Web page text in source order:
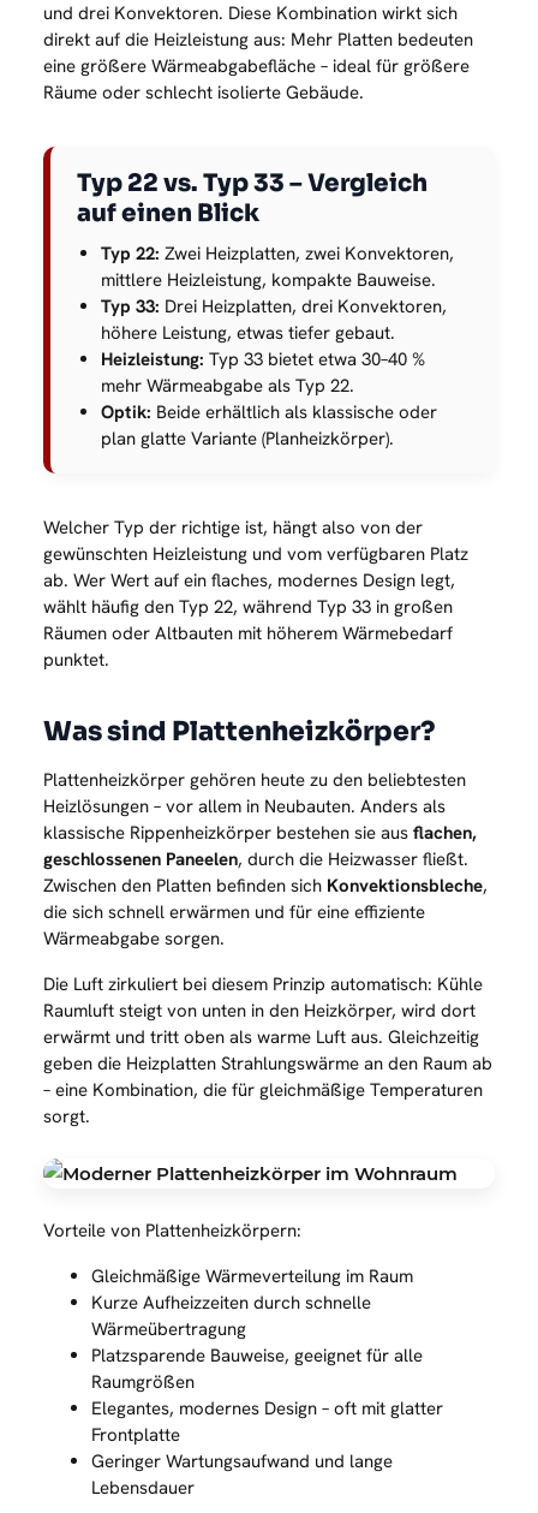
und drei Konvektoren. Diese Kombination wirkt sich
direkt auf die Heizleistung aus: Mehr Platten bedeuten
eine größere Wärmeabgabefläche – ideal für größere
Räume oder schlecht isolierte Gebäude.
Typ 22 vs. Typ 33 – Vergleich
auf einen Blick
Typ 22: Zwei Heizplatten, zwei Konvektoren,
mittlere Heizleistung, kompakte Bauweise.
Typ 33: Drei Heizplatten, drei Konvektoren,
höhere Leistung, etwas tiefer gebaut.
Heizleistung: Typ 33 bietet etwa 30–40 %
mehr Wärmeabgabe als Typ 22.
Optik: Beide erhältlich als klassische oder
plan glatte Variante (Planheizkörper).
Welcher Typ der richtige ist, hängt also von der
gewünschten Heizleistung und vom verfügbaren Platz
ab. Wer Wert auf ein flaches, modernes Design legt,
wählt häufig den Typ 22, während Typ 33 in großen
Räumen oder Altbauten mit höherem Wärmebedarf
punktet.
Was sind Plattenheizkörper?
Plattenheizkörper gehören heute zu den beliebtesten
Heizlösungen – vor allem in Neubauten. Anders als
klassische Rippenheizkörper bestehen sie aus flachen,
geschlossenen Paneelen, durch die Heizwasser fließt.
Zwischen den Platten befinden sich Konvektionsbleche,
die sich schnell erwärmen und für eine effiziente
Wärmeabgabe sorgen.
Die Luft zirkuliert bei diesem Prinzip automatisch: Kühle
Raumluft steigt von unten in den Heizkörper, wird dort
erwärmt und tritt oben als warme Luft aus. Gleichzeitig
geben die Heizplatten Strahlungswärme an den Raum ab
– eine Kombination, die für gleichmäßige Temperaturen
sorgt.
Vorteile von Plattenheizkörpern:
Gleichmäßige Wärmeverteilung im Raum
Kurze Aufheizzeiten durch schnelle
Wärmeübertragung
Platzsparende Bauweise, geeignet für alle
Raumgrößen
Elegantes, modernes Design – oft mit glatter
Frontplatte
Geringer Wartungsaufwand und lange
Lebensdauer